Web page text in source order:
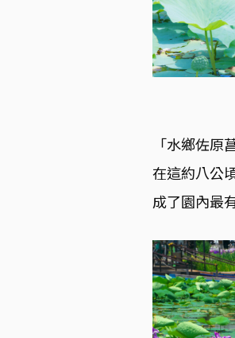
「水鄉佐
在這約八公
成了園內最